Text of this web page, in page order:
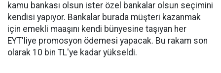
kamu bankası olsun ister özel bankalar olsun seçimini
kendisi yapıyor. Bankalar burada müşteri kazanmak
için emekli maaşını kendi bünyesine taşıyan her
EYT'liye promosyon ödemesi yapacak. Bu rakam son
olarak 10 bin TL'ye kadar yükseldi.